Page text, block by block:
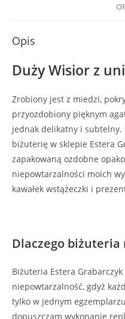
Opis
Duży Wisior z
Zrobiony jest z miedzi,
przyozdobiony pięknym
jednak delikatny i subtelny.
biżuterię w sklepie Estera
zapakowaną ozdobne
niepowtarzalności moich
kawałek wstążeczki i
Dlaczego
Biżuteria Estera
niepowtarzalność, gdyż
tylko w jednym
dopuszczam wykonanie